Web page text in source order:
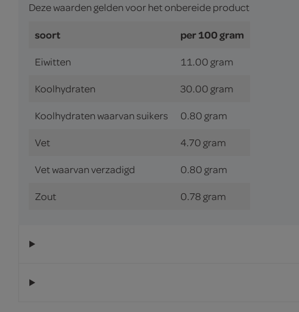
Deze waarden gelden voor het onbereide product
soort per 100 gram
Eiwitten 11.00 gram
Koolhydraten 30.00 gram
Koolhydraten waarvan suikers 0.80 gram
Vet 4.70 gram
Vet waarvan verzadigd 0.80 gram
Zout 0.78 gram